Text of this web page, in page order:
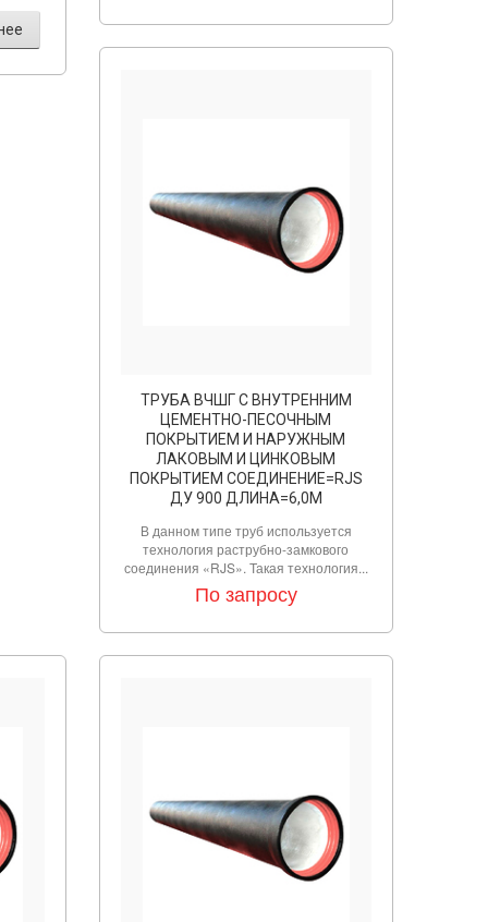
ТРУБА ВЧШГ С ВНУТРЕННИМ
ЦЕМЕНТНО-ПЕСОЧНЫМ
ПОКРЫТИЕМ И НАРУЖНЫМ
ЛАКОВЫМ И ЦИНКОВЫМ
ПОКРЫТИЕМ СОЕДИНЕНИЕ=RJS
ДУ 900 ДЛИНА=6,0М
В данном типе труб используется
технология раструбно-замкового
соединения «RJS». Такая технология...
По запросу